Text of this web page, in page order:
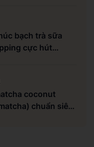
bạch trà sữa
cực hút
coconut
chuẩn siêu